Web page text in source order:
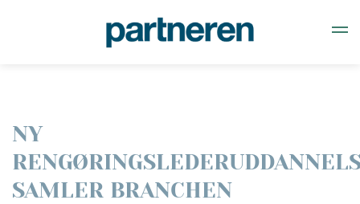
Gå til hovedindhold
NY
SAMLER BRANCHEN